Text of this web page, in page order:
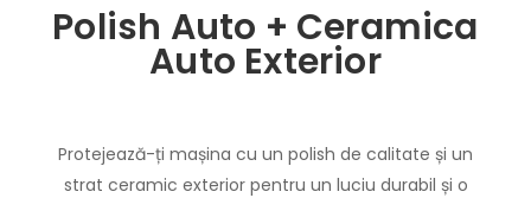
Polish Auto + Ceramica
Auto Exterior
Protejează-ți mașina cu un polish de calitate și un
strat ceramic exterior pentru un luciu durabil și o